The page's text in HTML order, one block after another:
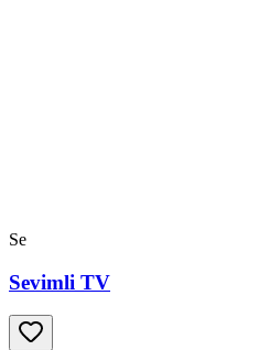
Se
Sevimli TV